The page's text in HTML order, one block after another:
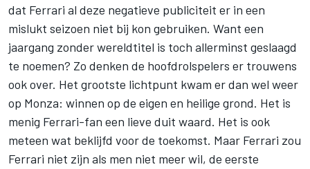
dat Ferrari al deze negatieve publiciteit er in een
mislukt seizoen niet bij kon gebruiken. Want een
jaargang zonder wereldtitel is toch allerminst geslaagd
te noemen? Zo denken de hoofdrolspelers er trouwens
ook over. Het grootste lichtpunt kwam er dan wel weer
op Monza: winnen op de eigen en heilige grond. Het is
menig Ferrari-fan een lieve duit waard. Het is ook
meteen wat beklijfd voor de toekomst. Maar Ferrari zou
Ferrari niet zijn als men niet meer wil, de eerste